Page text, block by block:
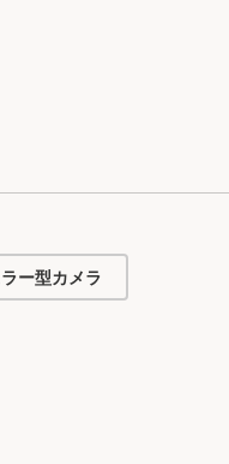
ー型カメラ